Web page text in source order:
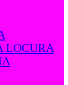
LOCURA